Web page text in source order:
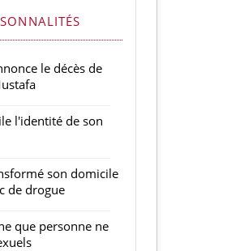
le décès de
l'identité de son
son domicile
de drogue
que personne ne